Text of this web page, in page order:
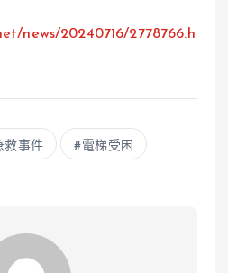
news/20240716/2778766.h
救事件 電梯受困